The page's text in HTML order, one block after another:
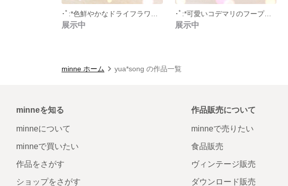
展示中
･ﾟ:*可愛いコデマリのフープピアス･ﾟ:*
展示中
minne ホーム yua*song の作品一覧
minneを知る
minneについて
minneで買いたい
作品をさがす
ショップをさがす
作品販売について
minneで売りたい
食品販売
ヴィンテージ販売
ダウンロード販売